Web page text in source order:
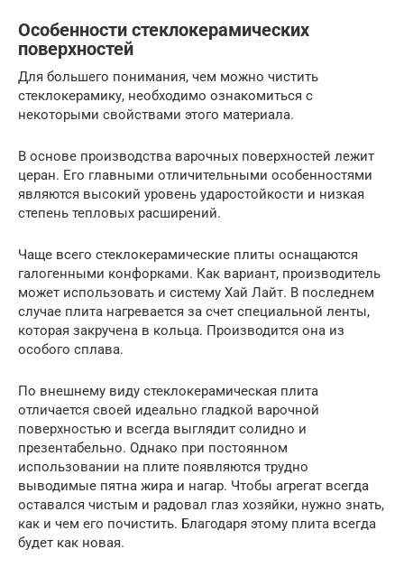
Особенности стеклокерамических
поверхностей
Для большего понимания, чем можно чистить
стеклокерамику, необходимо ознакомиться с
некоторыми свойствами этого материала.
В основе производства варочных поверхностей лежит
церан. Его главными отличительными особенностями
являются высокий уровень ударостойкости и низкая
степень тепловых расширений.
Чаще всего стеклокерамические плиты оснащаются
галогенными конфорками. Как вариант, производитель
может использовать и систему Хай Лайт. В последнем
случае плита нагревается за счет специальной ленты,
которая закручена в кольца. Производится она из
особого сплава.
По внешнему виду стеклокерамическая плита
отличается своей идеально гладкой варочной
поверхностью и всегда выглядит солидно и
презентабельно. Однако при постоянном
использовании на плите появляются трудно
выводимые пятна жира и нагар. Чтобы агрегат всегда
оставался чистым и радовал глаз хозяйки, нужно знать,
как и чем его почистить. Благодаря этому плита всегда
будет как новая.